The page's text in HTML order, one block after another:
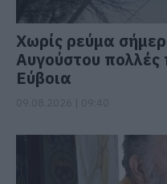
Χωρίς ρεύμα
Αυγούστου πολλές
Εύβοια